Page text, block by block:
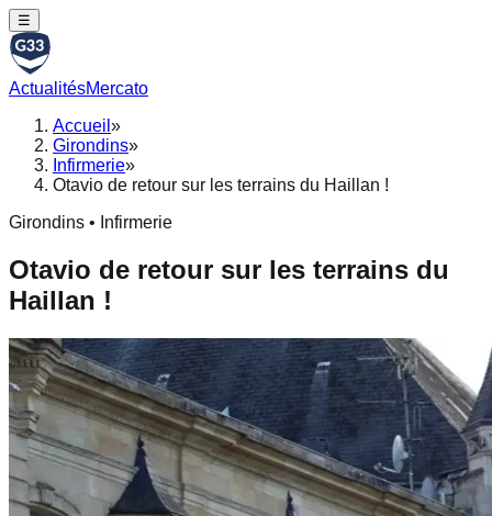
☰
ActualitésMercato
Accueil »
Girondins»
Infirmerie»
Otavio de retour sur les terrains du Haillan !
Girondins • Infirmerie
Otavio de retour sur les terrains du
Haillan !